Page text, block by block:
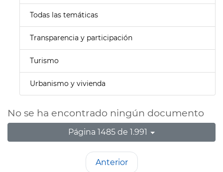
Todas las temáticas
Transparencia y participación
Turismo
Urbanismo y vivienda
No se ha encontrado ningún documento
Página 1485 de 1.991
Anterior